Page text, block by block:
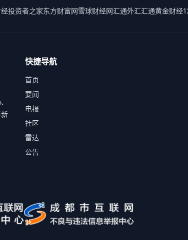
投资者之家东方财富网雪球财经网汇通外汇汇通黄金财经
快捷导航
首页
要闻
电报
社区
雷达
公告